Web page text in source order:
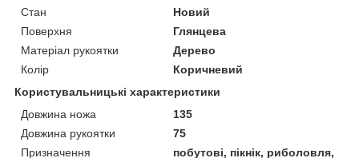
Стан
Новий
Поверхня
Глянцева
Матеріал рукоятки
Дерево
Колір
Коричневий
Користувальницькі характеристики
Довжина ножа
135
Довжина рукоятки
75
Призначення
побутові, пікнік, риболовля,